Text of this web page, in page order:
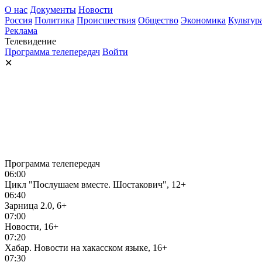
О нас Документы Новости
Россия Политика Происшествия Общество Экономика
Реклама
Телевидение
Программа телепередач Войти
✕
Программа телепередач
06:00
Цикл "Послушаем вместе. Шостакович", 12+
06:40
Зарница 2.0, 6+
07:00
Новости, 16+
07:20
Хабар. Новости на хакасском языке, 16+
07:30